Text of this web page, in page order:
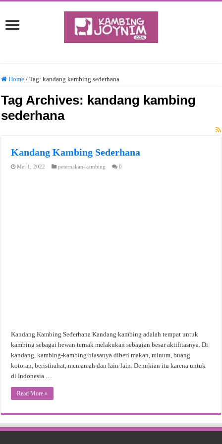
Home / Tag:kandang kambing sederhana
Tag Archives: kandang kambing
sederhana
Kandang Kambing Sederhana
Mei 1, 2022 peternakan-kambing 0
Kandang Kambing Sederhana Kandang kambing adalah tempat untuk
kambing sebagai hewan ternak melakukan sebagian besar aktifitasnya. Di
kandang, kambing-kambing biasanya diberi makan, minum, buang
kotoran, beristirahat, memamah dan lain-lain. Demikian itu karena untuk
di Indonesia …
Read More »